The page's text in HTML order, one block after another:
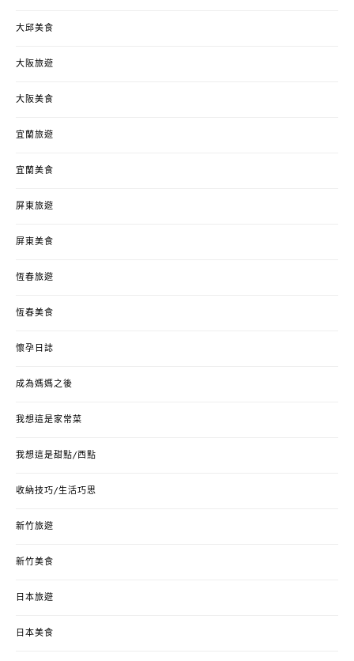
大邱美食
大阪旅遊
大阪美食
宜蘭旅遊
宜蘭美食
屏東旅遊
屏東美食
恆春旅遊
恆春美食
懷孕日誌
成為媽媽之後
我想這是家常菜
我想這是甜點/西點
收納技巧/生活巧思
新竹旅遊
新竹美食
日本旅遊
日本美食